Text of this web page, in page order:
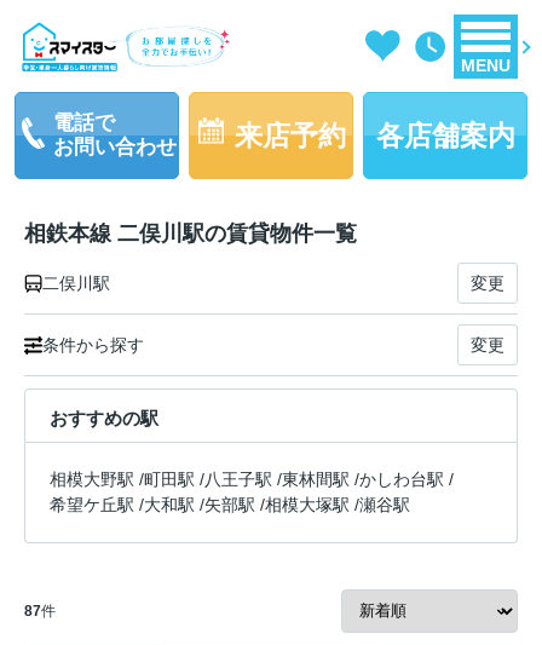
MENU
電話で
お問い合わせ
来店予約 各店舗案内
相鉄本線 二俣川駅の賃貸物件一覧
二俣川駅 変更
条件から探す 変更
おすすめの駅
相模大野駅 /町田駅 /八王子駅 /東林間駅 /かしわ台駅 /
希望ケ丘駅 /大和駅 /矢部駅 /相模大塚駅 /瀬谷駅
87件